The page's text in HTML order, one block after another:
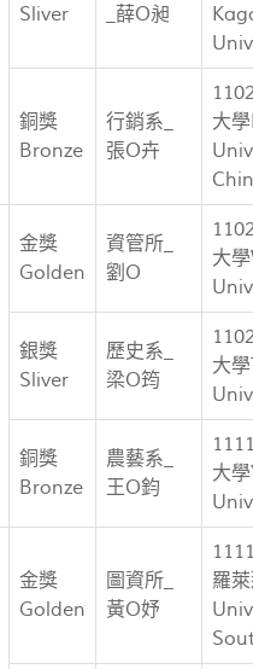
Sliver
_薛O昶
銅獎
Bronze
行銷系_
張O卉
大
金獎
Golden
資管所_
劉O
大
銀獎
Sliver
歷史系_
梁O筠
大
銅獎
Bronze
農藝系_
王O鈞
大
金獎
Golden
圖資所_
黃O妤
羅